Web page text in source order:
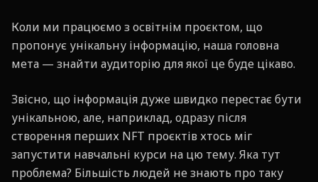
Коли ми працюємо з освітнім проєктом, що
пропонує унікальну інформацію, наша головна
мета — знайти аудиторію для якої це буде цікаво.
Звісно, що інформація дуже швидко перестає бути
унікальною, але, наприклад, одразу після
створення перших NFT проєктів хтось міг
запустити навчальні курси на цю тему. Яка тут
проблема? Більшість людей не знають про таку